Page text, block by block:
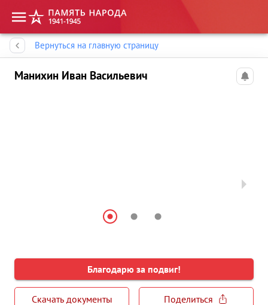
Вернуться на главную страницу
Манихин Иван Васильевич
Благодарю за подвиг!
Скачать документы
Поделиться
Память народа